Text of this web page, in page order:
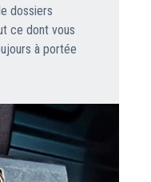
dossiers
ce dont vous
à portée